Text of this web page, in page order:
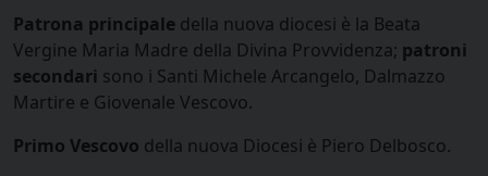
Patrona principale della nuova diocesi è la Beata
Vergine Maria Madre della Divina Provvidenza; patroni
secondari sono i Santi Michele Arcangelo, Dalmazzo
Martire e Giovenale Vescovo.
Primo Vescovo della nuova Diocesi è Piero Delbosco.